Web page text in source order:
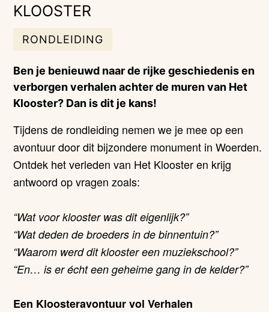
KLOOSTER
RONDLEIDING
Ben je benieuwd naar de rijke geschiedenis en
verborgen verhalen achter de muren van Het
Klooster? Dan is dit je kans!
Tijdens de rondleiding nemen we je mee op een
avontuur door dit bijzondere monument in Woerden.
Ontdek het verleden van Het Klooster en krijg
antwoord op vragen zoals:
“Wat voor klooster was dit eigenlijk?”
“Wat deden de broeders in de binnentuin?”
“Waarom werd dit klooster een muziekschool?”
“En… is er écht een geheime gang in de kelder?”
Een Kloosteravontuur vol Verhalen